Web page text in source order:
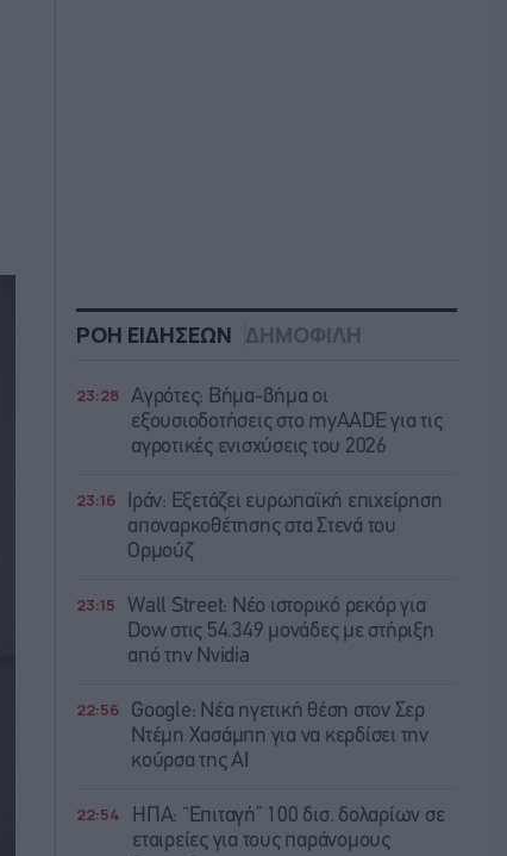
ΡΟΗ ΕΙΔΗΣΕΩΝ ΔΗΜΟΦΙΛΗ
23:28 Αγρότες: Βήμα-βήμα οι
εξουσιοδοτήσεις στο myAADE για τις
αγροτικές ενισχύσεις του 2026
23:16
Ιράν: Eξετάζει ευρωπαϊκή επιχείρηση
αποναρκοθέτησης στα Στενά του
Ορμούζ
23:15
Wall Street: Νέο ιστορικό ρεκόρ για
Dow στις 54.349 μονάδες με στήριξη
από την Nvidia
22:56
Google: Νέα ηγετική θέση στον Σερ
Ντέμη Χασάμπη για να κερδίσει την
κούρσα της ΑΙ
22:54
ΗΠΑ: “Επιταγή” 100 δισ. δολαρίων σε
εταιρείες για τους παράνομους